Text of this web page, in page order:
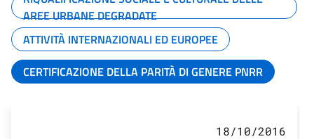
AREE URBANE DEGRADATE
ATTIVITÀ INTERNAZIONALI ED EUROPEE
CERTIFICAZIONE DELLA PARITÀ DI GENERE PNRR
18/10/2016